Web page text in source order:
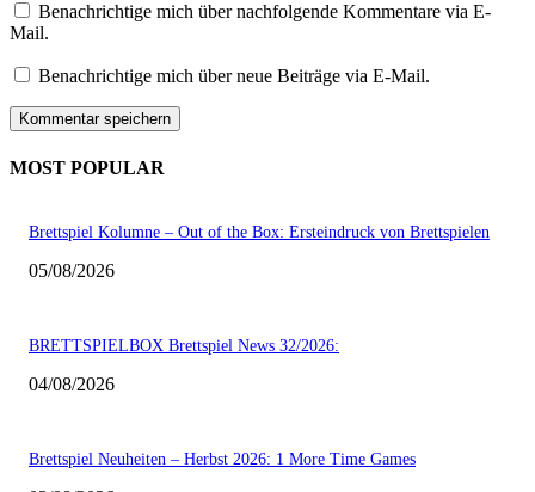
Benachrichtige mich über nachfolgende Kommentare via E-
Mail.
Benachrichtige mich über neue Beiträge via E-Mail.
MOST POPULAR
Brettspiel Kolumne – Out of the Box: Ersteindruck von Brettspielen
05/08/2026
BRETTSPIELBOX Brettspiel News 32/2026:
04/08/2026
Brettspiel Neuheiten – Herbst 2026: 1 More Time Games